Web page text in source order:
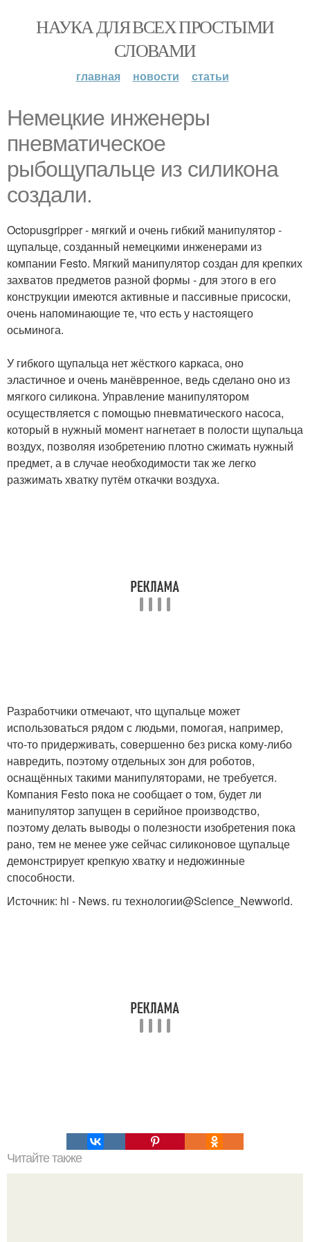
НАУКА ДЛЯ ВСЕХ ПРОСТЫМИ
СЛОВАМИ
главная новости статьи
Немецкие инженеры
пневматическое
рыбощупальце из силикона
создали.
Octopusgripper - мягкий и очень гибкий манипулятор -
щупальце, созданный немецкими инженерами из
компании Festo. Мягкий манипулятор создан для крепких
захватов предметов разной формы - для этого в его
конструкции имеются активные и пассивные присоски,
очень напоминающие те, что есть у настоящего
осьминога.
У гибкого щупальца нет жёсткого каркаса, оно
эластичное и очень манёвренное, ведь сделано оно из
мягкого силикона. Управление манипулятором
осуществляется с помощью пневматического насоса,
который в нужный момент нагнетает в полости щупальца
воздух, позволяя изобретению плотно сжимать нужный
предмет, а в случае необходимости так же легко
разжимать хватку путём откачки воздуха.
Разработчики отмечают, что щупальце может
использоваться рядом с людьми, помогая, например,
что-то придерживать, совершенно без риска кому-либо
навредить, поэтому отдельных зон для роботов,
оснащённых такими манипуляторами, не требуется.
Компания Festo пока не сообщает о том, будет ли
манипулятор запущен в серийное производство,
поэтому делать выводы о полезности изобретения пока
рано, тем не менее уже сейчас силиконовое щупальце
демонстрирует крепкую хватку и недюжинные
способности.
Источник: hi - News. ru технологии@Science_Newworld.
Читайте также